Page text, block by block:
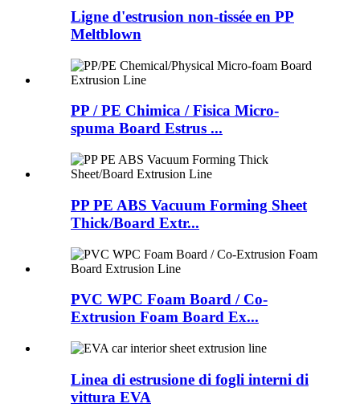
Ligne d'estrusion non-tissée en PP
Meltblown
PP / PE Chimica / Fisica Micro-
spuma Board Estrus ...
PP PE ABS Vacuum Forming Sheet
Thick/Board Extr...
PVC WPC Foam Board / Co-
Extrusion Foam Board Ex...
Linea di estrusione di fogli interni di
vittura EVA